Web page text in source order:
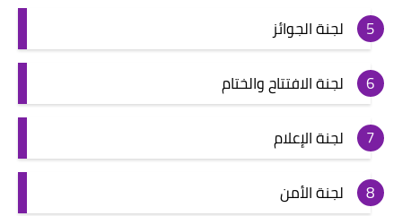
لجنة الجوائز
لجنة الافتتاح والختام
لجنة الإعلام
لجنة الأمن